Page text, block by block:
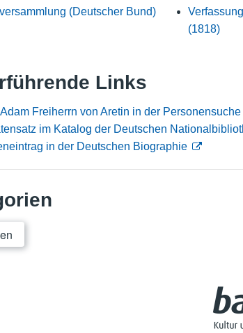
(Deutscher Bund)
(1818)
Links
Freiherrn von Aretin in der
im Katalog der Deutschen
in der Deutschen Biographie